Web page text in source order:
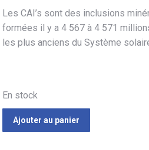
Les CAI’s sont des inclusions
formées il y a 4 567 à 4 571
les plus anciens du Système
En stock
Ajouter au panier